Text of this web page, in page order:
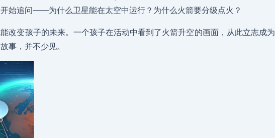
始追问——为什么卫星能在太空中运行？为什么火箭要分级点火？
改变孩子的未来。一个孩子在活动中看到了火箭升空的画面，从此立志成为
事，并不少见。